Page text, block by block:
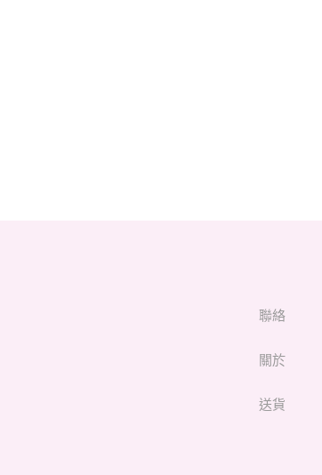
聯絡
關於
送貨